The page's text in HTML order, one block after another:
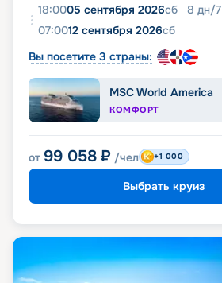
18:0005 сентября 2026сб 8 дн/7
07:0012 сентября 2026сб
Вы посетите 3 страны:
MSC World America
КОМФОРТ
от 99 058 ₽ /чел +1 000
Выбрать круиз